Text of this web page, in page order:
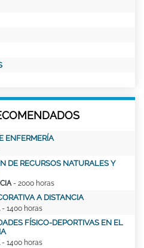
ENFERMERÍA
DE RECURSOS NATURALES Y
- 2000 horas
A DISTANCIA
- 1400 horas
FÍSICO-DEPORTIVAS EN EL
- 1400 horas